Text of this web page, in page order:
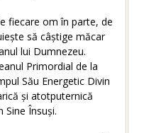
fiecare om în parte, de
să câștige măcar
lui Dumnezeu.
Primordial de la
Său Energetic Divin
și atotputernică
Sine Însuși.